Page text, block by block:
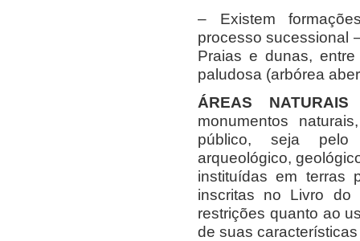
– Existem
processo sucessional
Praias e dunas,
paludosa (arbórea
ÁREAS
monumentos
público, seja pelo
arqueológico,
instituídas em terras
inscritas no Livro do
restrições quanto ao
de suas